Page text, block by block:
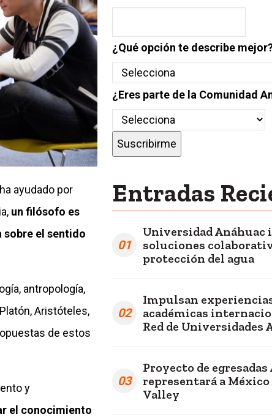
ayudado por
un filósofo es
sobre el sentido
antropología,
Aristóteles,
de estos
y
el conocimiento
¿Qué opción te describe
¿Eres parte de la Comunidad
Entradas
01
Universidad Anáhuac
soluciones
protección del agua
02
Impulsan
académicas
Red de Universidades
03
Proyecto de
representará a
Valley